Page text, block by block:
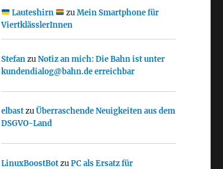
Lauteshirn zuMein Smartphone für
ViertklässlerInnen
StefanzuNotiz an mich: Die Bahn ist unter
kundendialog@bahn.de erreichbar
elbastzuÜberraschende Neuigkeiten aus dem
DSGVO-Land
LinuxBoostBotzuPC als Ersatz für